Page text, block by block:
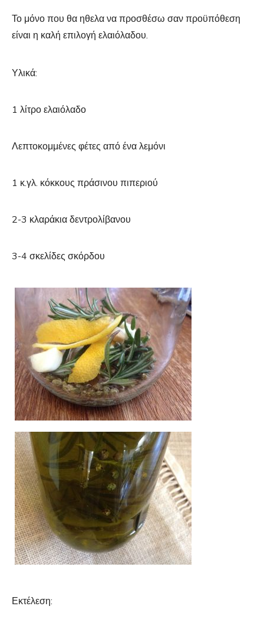
Το μόνο που θα ηθελα να προσθέσω σαν προϋπόθεση
είναι η καλή επιλογή ελαιόλαδου.
Υλικά:
1 λίτρο ελαιόλαδο
Λεπτοκομμένες φέτες από ένα λεμόνι
1 κ.γλ. κόκκους πράσινου πιπεριού
2-3 κλαράκια δεντρολίβανου
3-4 σκελίδες σκόρδου
Εκτέλεση: